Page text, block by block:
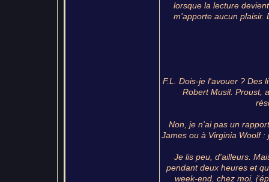
lorsque la lecture
m'apporte aucun plaisir.
F.L. Dois-je l'avouer ? Des
Robert Musil. Proust,
Non, je n'ai pas un
James ou à Virginia Woolf
Je lis peu, d'ailleurs.
pendant deux heures et
week-end, chez moi,